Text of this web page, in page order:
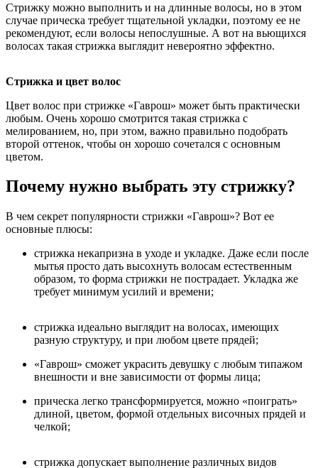
Стрижку можно выполнить и на длинные волосы, но в этом
случае прическа требует тщательной укладки, поэтому ее не
рекомендуют, если волосы непослушные. А вот на вьющихся
волосах такая стрижка выглядит невероятно эффектно.
Стрижка и цвет волос
Цвет волос при стрижке «Гаврош» может быть практически
любым. Очень хорошо смотрится такая стрижка с
мелированием, но, при этом, важно правильно подобрать
второй оттенок, чтобы он хорошо сочетался с основным
цветом.
Почему нужно выбрать эту стрижку?
В чем секрет популярности стрижки «Гаврош»? Вот ее
основные плюсы:
стрижка некапризна в уходе и укладке. Даже если после
мытья просто дать высохнуть волосам естественным
образом, то форма стрижки не пострадает. Укладка же
требует минимум усилий и времени;
стрижка идеально выглядит на волосах, имеющих
разную структуру, и при любом цвете прядей;
«Гаврош» сможет украсить девушку с любым типажом
внешности и вне зависимости от формы лица;
прическа легко трансформируется, можно «поиграть»
длиной, цветом, формой отдельных височных прядей и
челкой;
стрижка допускает выполнение различных видов